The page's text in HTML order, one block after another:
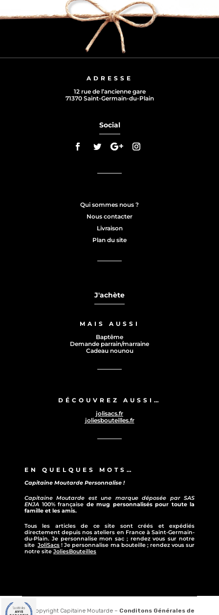
ADRESSE
12 rue de l’ancienne gare
71370 Saint-Germain-du-Plain
Social
Qui sommes nous ?
Nous contacter
Livraison
Plan du site
J'achète
MAIS AUSSI
Baptême
Demande parrain/marraine
Cadeau nounou
DÉCOUVREZ AUSSI…
jolisacs.fr
joliesbouteilles.fr
EN QUELQUES MOTS…
Capitaine Moutarde Personnalise !
Capitaine Moutarde est une marque déposée par SAS
ENJA 100% française de mug personnalisés pour toute la
famille et les amis.
Tous les articles de ce site sont créés et expédiés
directement depuis nos ateliers en France à Saint-Germain-
du-Plain. Je personnalise mon sac ; rendez vous sur notre
siteJoliSacs ! Je personnalise ma bouteille ; rendez vous sur
notre site JoliesBouteilles
© Copyright Capitaine Moutarde – Conditons Générales de